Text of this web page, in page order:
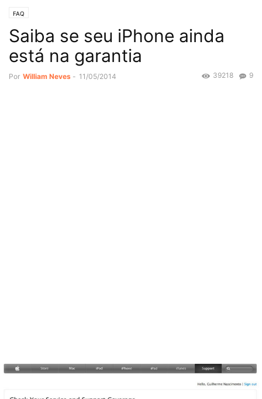
FAQ
Saiba se seu iPhone ainda
está na garantia
Por William Neves - 11/05/2014 9
39218